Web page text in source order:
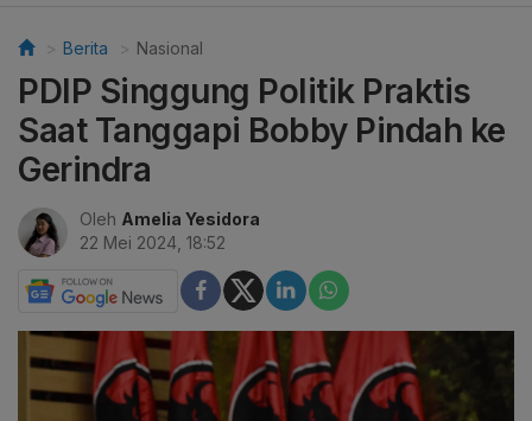
Berita Nasional
PDIP Singgung Politik Praktis
Saat Tanggapi Bobby Pindah ke
Gerindra
Oleh Amelia Yesidora
22 Mei 2024, 18:52